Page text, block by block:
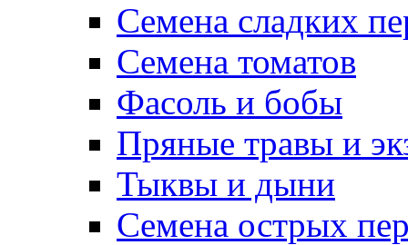
Семена сладких
Семена томатов
Фасоль и бобы
Пряные травы и
Тыквы и дыни
Семена острых